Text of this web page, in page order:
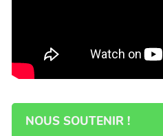
NOUS SOUTENIR !